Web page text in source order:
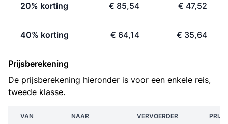
20% korting € 85,54 € 47,52
40% korting € 64,14 € 35,64
Prijsberekening
De prijsberekening hieronder is voor een enkele reis,
tweede klasse.
VAN NAAR VERVOERDER PRIJS